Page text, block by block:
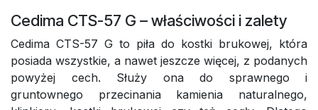
Cedima CTS-57 G – właściwości i zalety
Cedima CTS-57 G to piła do kostki brukowej, która
posiada wszystkie, a nawet jeszcze więcej, z podanych
powyżej cech. Służy ona do sprawnego i
gruntownego przecinania kamienia naturalnego,